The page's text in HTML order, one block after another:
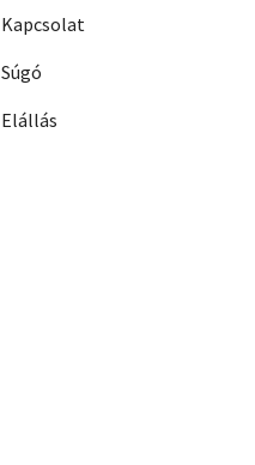
Kapcsolat
Súgó
Elállás